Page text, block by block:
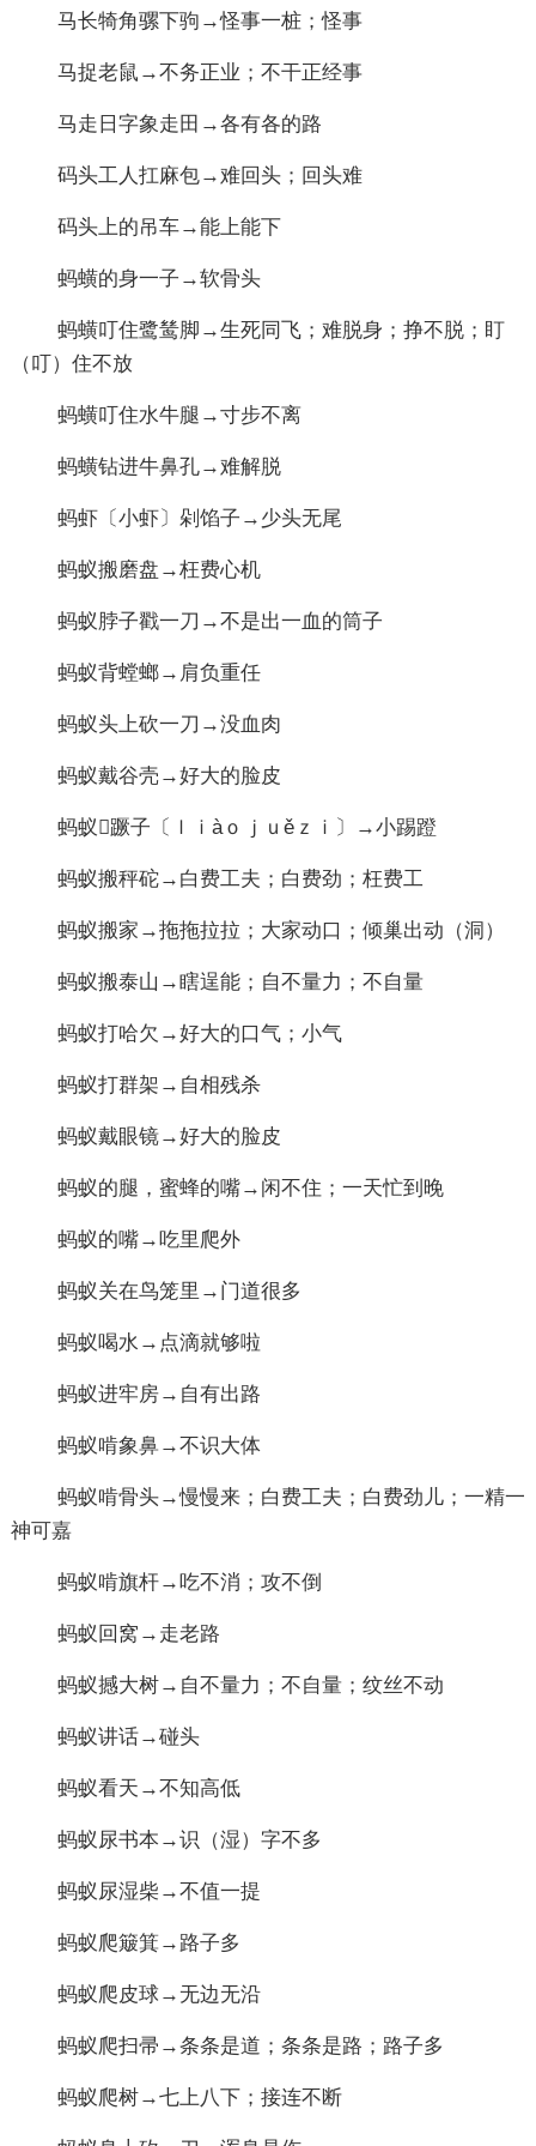
马长犄角骡下驹→怪事一桩；怪事
马捉老鼠→不务正业；不干正经事
马走日字象走田→各有各的路
码头工人扛麻包→难回头；回头难
码头上的吊车→能上能下
蚂蟥的身一子→软骨头
蚂蟥叮住鹭鸶脚→生死同飞；难脱身；挣不脱；盯
（叮）住不放
蚂蟥叮住水牛腿→寸步不离
蚂蟥钻进牛鼻孔→难解脱
蚂虾〔小虾〕剁馅子→少头无尾
蚂蚁搬磨盘→枉费心机
蚂蚁脖子戳一刀→不是出一血的筒子
蚂蚁背螳螂→肩负重任
蚂蚁头上砍一刀→没血肉
蚂蚁戴谷壳→好大的脸皮
蚂蚁蹶子〔ｌｉàｏｊｕěｚｉ〕→小踢蹬
蚂蚁搬秤砣→白费工夫；白费劲；枉费工
蚂蚁搬家→拖拖拉拉；大家动口；倾巢出动（洞）
蚂蚁搬泰山→瞎逞能；自不量力；不自量
蚂蚁打哈欠→好大的口气；小气
蚂蚁打群架→自相残杀
蚂蚁戴眼镜→好大的脸皮
蚂蚁的腿，蜜蜂的嘴→闲不住；一天忙到晚
蚂蚁的嘴→吃里爬外
蚂蚁关在鸟笼里→门道很多
蚂蚁喝水→点滴就够啦
蚂蚁进牢房→自有出路
蚂蚁啃象鼻→不识大体
蚂蚁啃骨头→慢慢来；白费工夫；白费劲儿；一精一
神可嘉
蚂蚁啃旗杆→吃不消；攻不倒
蚂蚁回窝→走老路
蚂蚁撼大树→自不量力；不自量；纹丝不动
蚂蚁讲话→碰头
蚂蚁看天→不知高低
蚂蚁尿书本→识（湿）字不多
蚂蚁尿湿柴→不值一提
蚂蚁爬簸箕→路子多
蚂蚁爬皮球→无边无沿
蚂蚁爬扫帚→条条是道；条条是路；路子多
蚂蚁爬树→七上八下；接连不断